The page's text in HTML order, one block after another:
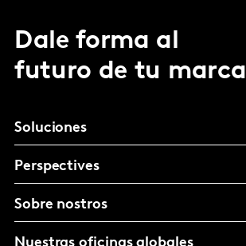
Dale forma al
futuro de tu marca
Soluciones
Perspectives
Sobre nostros
Nuestras oficinas globales